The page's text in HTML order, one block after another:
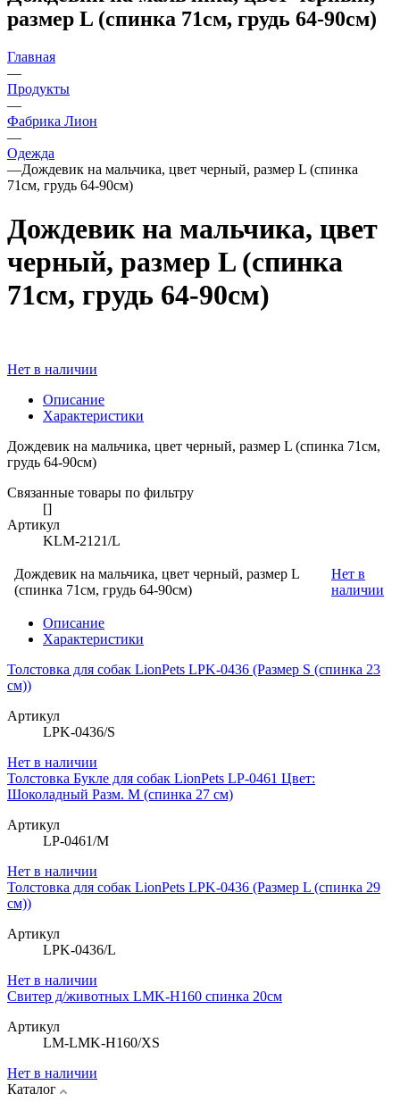
размер L (спинка 71см, грудь 64-90см)
Главная
—
Продукты
—
Фабрика Лион
—
Одежда
—Дождевик на мальчика, цвет черный, размер L (спинка
71см, грудь 64-90см)
Дождевик на мальчика, цвет
черный, размер L (спинка
71см, грудь 64-90см)
Нет в наличии
Описание
Характеристики
Дождевик на мальчика, цвет черный, размер L (спинка 71см,
грудь 64-90см)
Связанные товары по фильтру
[]
Артикул
KLM-2121/L
Дождевик на мальчика, цвет черный, размер L
(спинка 71см, грудь 64-90см)
Нет в
наличии
Описание
Характеристики
Толстовка для собак LionPets LPK-0436 (Размер S (спинка 23
см))
Артикул
LPK-0436/S
Нет в наличии
Толстовка Букле для собак LionPets LP-0461 Цвет:
Шоколадный Разм. M (спинка 27 см)
Артикул
LP-0461/M
Нет в наличии
Толстовка для собак LionPets LPK-0436 (Размер L (спинка 29
см))
Артикул
LPK-0436/L
Нет в наличии
Свитер д/животных LMK-H160 спинка 20см
Артикул
LM-LMK-H160/XS
Нет в наличии
Каталог